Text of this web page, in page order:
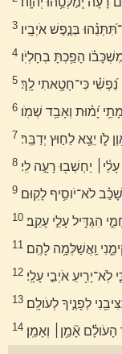
3 בְּנֶ֣פֶשׁ אֹיְבָֽיו׃
4 הָפַ֥כְתָּ בְחָלְיֹֽו׃
5 כִּי־חָטָ֥אתִי לָֽךְ׃
6 יָ֝מ֗וּת וְאָבַ֥ד שְׁמֹֽו׃
7 לֹ֑ו יֵצֵ֖א לַח֣וּץ יְדַבֵּֽר׃
8 יַחְשְׁב֖וּ רָעָ֣ה לִֽי׃
9 לֹא־יֹוסִ֥יף לָקֽוּם׃
10 הִגְדִּ֖יל עָלַ֣י עָקֵֽב׃
11 וַֽאֲשַׁלְּמָ֥ה לָהֶֽם׃
12 אֹיְבִ֣י עָלָֽי׃
13 לְפָנֶ֣יךָ לְעֹולָֽם׃
14 אָ֘מֵ֥ן׀ וְאָמֵֽן׃